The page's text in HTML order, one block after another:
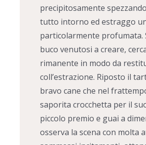
precipitosamente
tutto intorno ed estraggo
particolarmente
buco venutosi a creare,
rimanente in modo da
coll’estrazione. Riposto il
bravo cane che nel
saporita crocchetta per il
piccolo premio e guai a
osserva la scena con molta